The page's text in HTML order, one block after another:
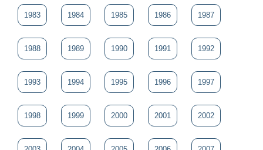
1983 1984 1985 1986 1987
1988 1989 1990 1991 1992
1993 1994 1995 1996 1997
1998 1999 2000 2001 2002